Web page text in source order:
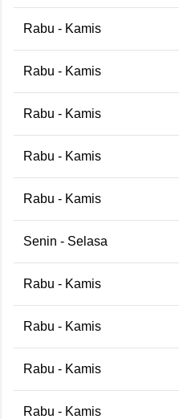
Rabu - Kamis
Rabu - Kamis
Rabu - Kamis
Rabu - Kamis
Rabu - Kamis
Senin - Selasa
Rabu - Kamis
Rabu - Kamis
Rabu - Kamis
Rabu - Kamis